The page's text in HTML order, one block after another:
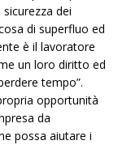
dei
di superfluo ed
è il lavoratore
un loro diritto ed
tempo”.
opportunità
da
possa aiutare i